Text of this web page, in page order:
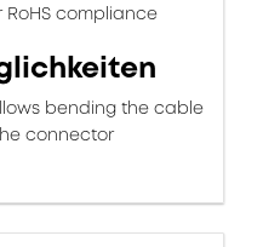
compliance
bending the cable
connector